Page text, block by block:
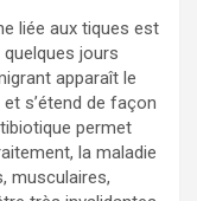
liée aux tiques est
quelques jours
apparaît le
s’étend de façon
permet
la maladie
musculaires,